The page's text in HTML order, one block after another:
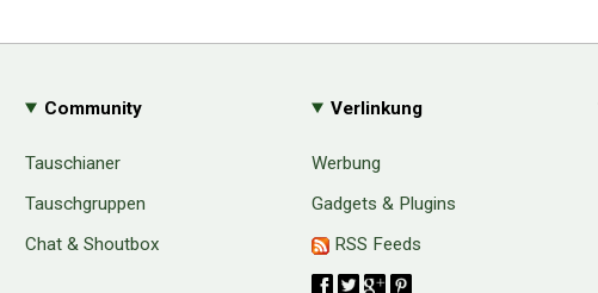
Community
Tauschianer
Tauschgruppen
Chat & Shoutbox
Verlinkung
Werbung
Gadgets & Plugins
RSS Feeds